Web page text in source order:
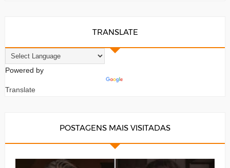
TRANSLATE
Powered by
Translate
POSTAGENS MAIS VISITADAS